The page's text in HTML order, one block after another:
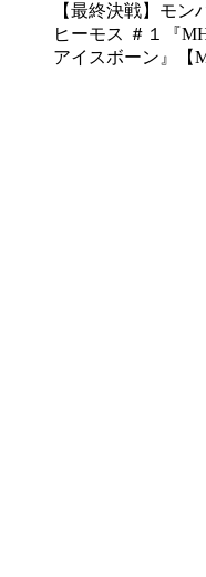
【最終決戦】モ
ヒーモス ＃１『
アイスボーン』【